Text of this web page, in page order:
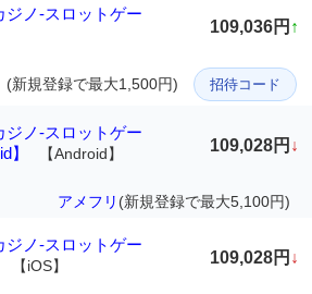
ジノ-スロットゲー
109,036円 ↑
(新規登録で最大1,500円) 招待コード
ジノ-スロットゲー
】
【Android】 109,028円 ↓
アメフリ (新規登録で最大5,100円)
ジノ-スロットゲー
【iOS】 109,028円 ↓